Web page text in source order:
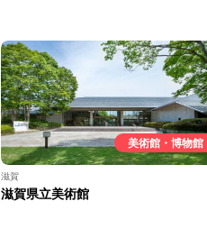
美術館・博物館
滋賀
滋賀県立美術館